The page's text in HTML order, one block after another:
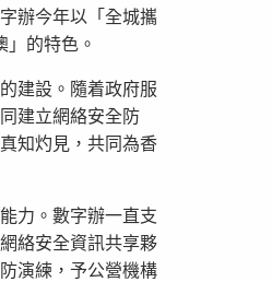
辦今年以「全城攜
的特色。
建設。隨着政府服
建立網絡安全防
知灼見，共同為香
力。數字辦一直支
絡安全資訊共享夥
演練，予公營機構